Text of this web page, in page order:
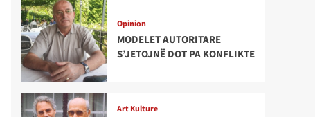
Opinion
MODELET AUTORITARE
S’JETOJNË DOT PA KONFLIKTE
Art Kulture